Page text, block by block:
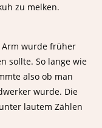
zu melken.
Arm wurde früher
sollte. So lange wie
also ob man
wurde. Die
lautem Zählen